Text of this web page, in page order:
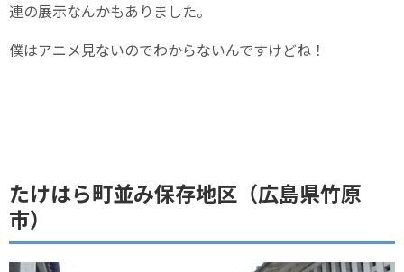
連の展示なんかもありました。
僕はアニメ見ないのでわからないんですけどね！
たけはら町並み保存地区（広島県竹原
市）